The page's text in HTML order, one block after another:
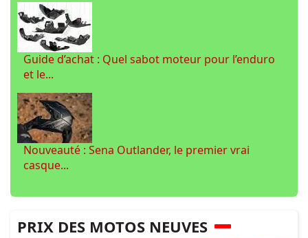
Guide d’achat : Quel sabot moteur pour l’enduro
et le...
Nouveauté : Sena Outlander, le premier vrai
casque...
PRIX DES MOTOS NEUVES